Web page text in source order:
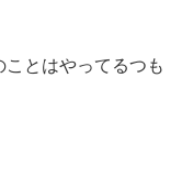
とはやってるつも